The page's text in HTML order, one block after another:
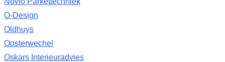
O-Design
Oldhuys
Oosterwechel
Oskars Interieuradvies